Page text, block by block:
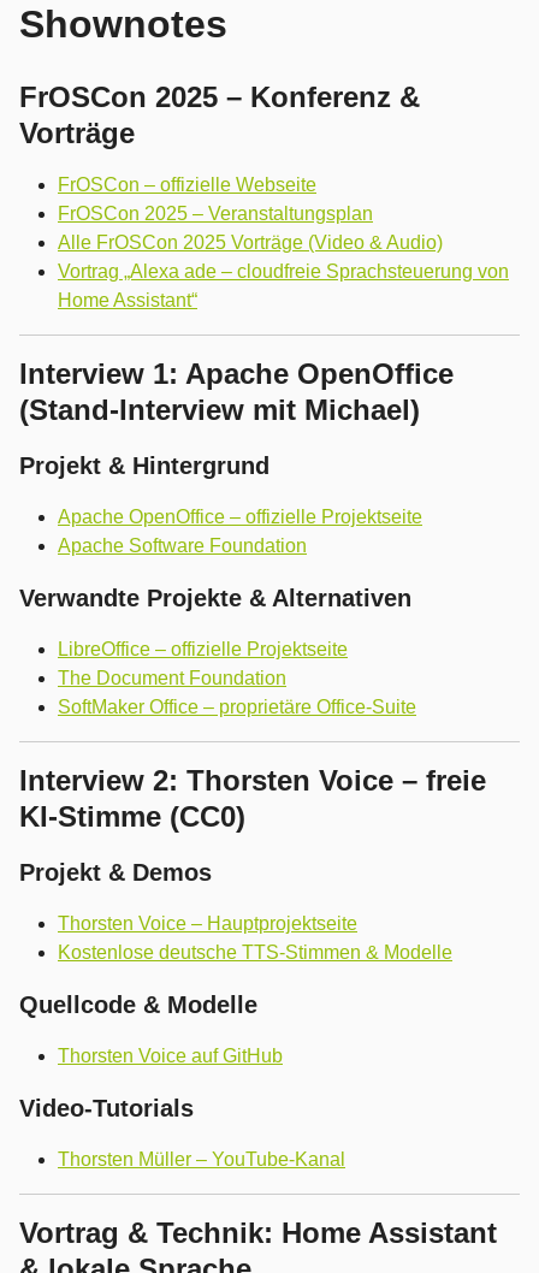
Shownotes
FrOSCon 2025 – Konferenz &
Vorträge
FrOSCon – offizielle Webseite
FrOSCon 2025 – Veranstaltungsplan
Alle FrOSCon 2025 Vorträge (Video & Audio)
Vortrag „Alexa ade – cloudfreie Sprachsteuerung von
Home Assistant“
Interview 1: Apache OpenOffice
(Stand-Interview mit Michael)
Projekt & Hintergrund
Apache OpenOffice – offizielle Projektseite
Apache Software Foundation
Verwandte Projekte & Alternativen
LibreOffice – offizielle Projektseite
The Document Foundation
SoftMaker Office – proprietäre Office-Suite
Interview 2: Thorsten Voice – freie
KI-Stimme (CC0)
Projekt & Demos
Thorsten Voice – Hauptprojektseite
Kostenlose deutsche TTS-Stimmen & Modelle
Quellcode & Modelle
Thorsten Voice auf GitHub
Video-Tutorials
Thorsten Müller – YouTube-Kanal
Vortrag & Technik: Home Assistant